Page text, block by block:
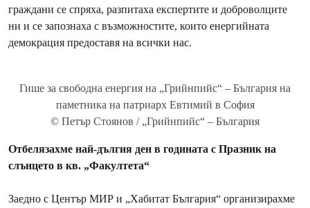
граждани се спряха, разпитаха експертите и доброволците
ни и се запознаха с възможностите, които енергийната
демокрация предоставя на всички нас.
Гише за свободна енергия на „Грийнпийс“ – България на
паметника на патриарх Евтимий в София
© Петър Стоянов / „Грийнпийс“ – България
Отбелязахме най-дългия ден в годината с Празник на
слънцето в кв. „Факултета“
Заедно с Център МИР и „Хабитат България“ организирахме